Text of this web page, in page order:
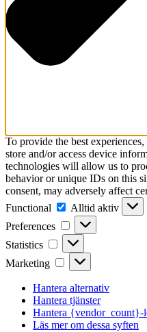
To provide the best
store and/or access device
technologies will allow us to
behavior or unique IDs on this
consent, may adversely affect
Functional
Functional
Alltid aktiv
Preferences
Preferences
Statistics Statistics
Marketing Marketing
Hantera alternativ
Hantera tjänster
Hantera {vendor_count}-
Läs mer om dessa syften